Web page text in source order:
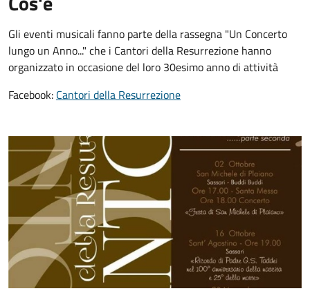
Gli eventi musicali fanno parte della rassegna "Un Concerto
lungo un Anno..." che i Cantori della Resurrezione hanno
organizzato in occasione del loro 30esimo anno di attività
Facebook: Cantori della Resurrezione